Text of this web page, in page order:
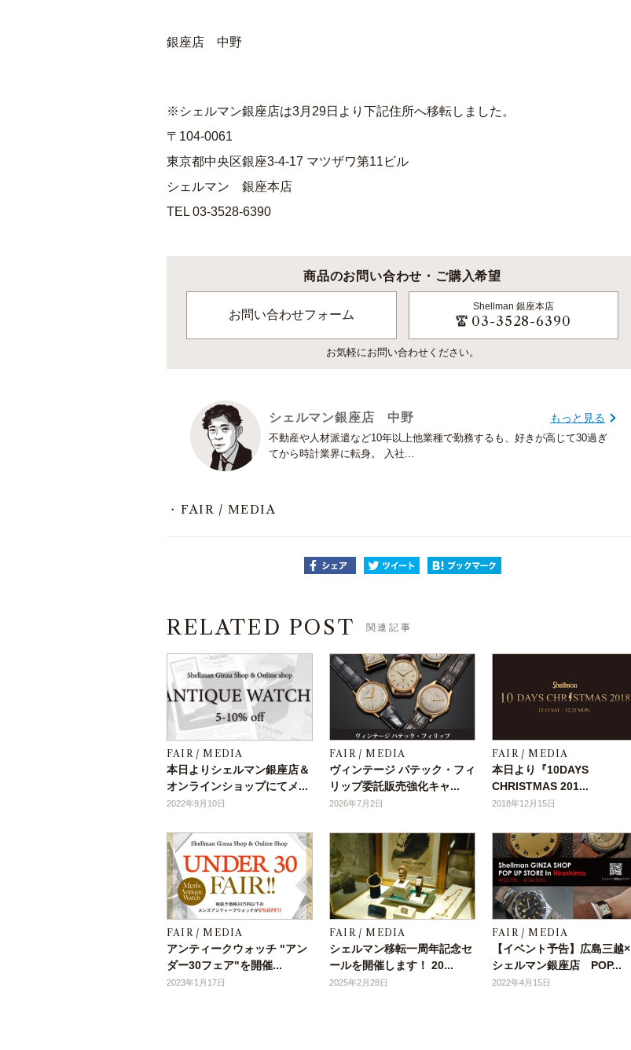
銀座店 中野
※シェルマン銀座店は3月29日より下記住所へ移転しました。
〒104-0061
東京都中央区銀座3-4-17 マツザワ第11ビル
シェルマン 銀座本店
TEL 03-3528-6390
商品のお問い合わせ・ご購入希望
お問い合わせフォーム
Shellman 銀座本店
03-3528-6390
お気軽にお問い合わせください。
シェルマン銀座店 中野 もっと見る
不動産や人材派遣など10年以上他業種で勤務するも、好きが高じて30過ぎ
てから時計業界に転身。 入社...
FAIR / MEDIA
RELATED POST 関連記事
FAIR / MEDIA
本日よりシェルマン銀座店＆
オンラインショップにてメ...
2022年9月10日
FAIR / MEDIA
ヴィンテージ パテック・フィ
リップ委託販売強化キャ...
2026年7月2日
FAIR / MEDIA
本日より『10DAYS
CHRISTMAS 201...
2018年12月15日
FAIR / MEDIA
アンティークウォッチ "アン
ダー30フェア"を開催...
2023年1月17日
FAIR / MEDIA
シェルマン移転一周年記念セ
ールを開催します！ 20...
2025年2月28日
FAIR / MEDIA
【イベント予告】広島三越×
シェルマン銀座店 POP...
2022年4月15日